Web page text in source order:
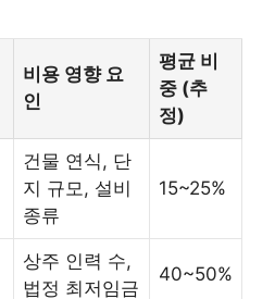
비용 영향 요
인
평균 비
중 (추
정)
건물 연식, 단
지 규모, 설비
종류
15~25%
상주 인력 수,
법정 최저임금
40~50%